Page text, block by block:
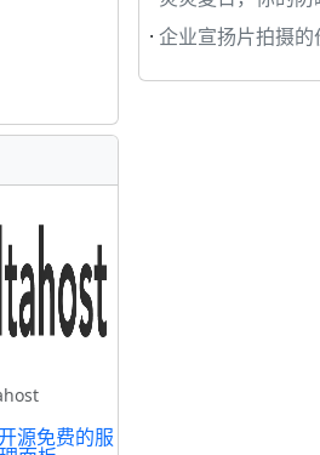
· 企业宣扬片拍摄的